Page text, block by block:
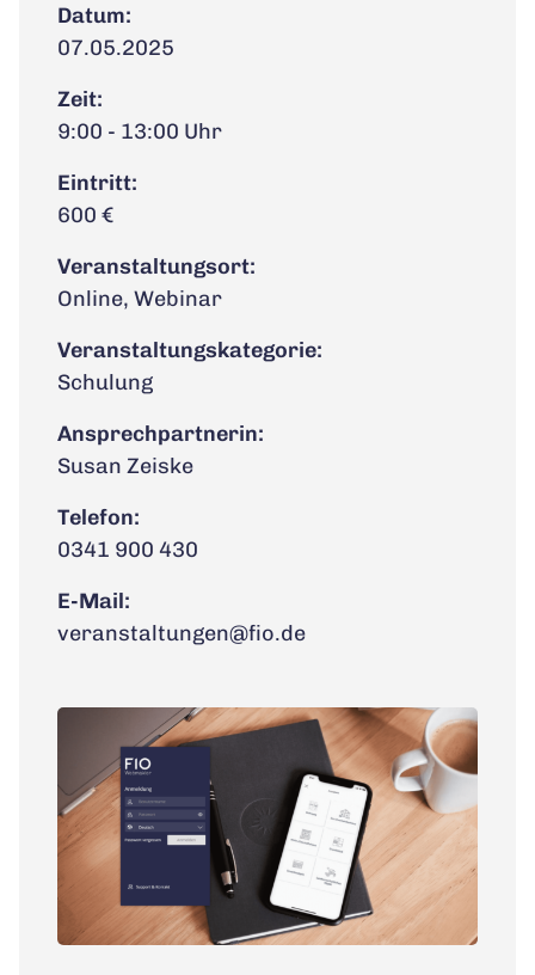
Datum:
07.05.2025
Zeit:
9:00 - 13:00 Uhr
Eintritt:
600 €
Veranstaltungsort:
Online, Webinar
Veranstaltungskategorie:
Schulung
Ansprechpartnerin:
Susan Zeiske
Telefon:
0341 900 430
E-Mail:
veranstaltungen@fio.de